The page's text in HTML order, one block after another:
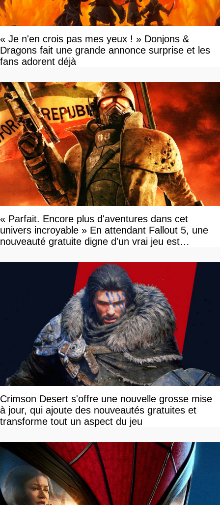
« Je n'en crois pas mes yeux ! » Donjons &
Dragons fait une grande annonce surprise et les
fans adorent déjà
« Parfait. Encore plus d'aventures dans cet
univers incroyable » En attendant Fallout 5, une
nouveauté gratuite digne d'un vrai jeu est
Crimson Desert s'offre une nouvelle grosse mise
à jour, qui ajoute des nouveautés gratuites et
transforme tout un aspect du jeu